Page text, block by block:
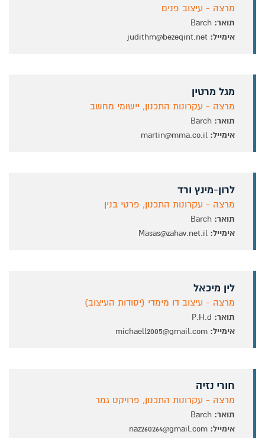
מרצה - עיצוב פנים
תואר:Barch
אימייל: judithm@bezeqint.net
מגל מרטין
מרצה - עקרונות התכנון, יישומי מחשב
תואר:Barch
אימייל:martin@mma.co.il
לרון-מינץ ורד
מרצה - עקרונות התכנון, פרטי בנין
תואר:Barch
אימייל:Masas@zahav.net.il
לין מיכאל
מרצה - עיצוב דו מימדי (יסודות העיצוב)
תואר: P.H.d
אימייל:michaell2005@gmail.com
חורי נזיה
מרצה - עקרונות התכנון, פרויקט גמר
תואר:Barch
אימייל:naz260264@gmail.com